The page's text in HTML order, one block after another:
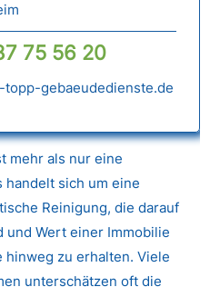
75 56 20
topp-gebaeudedienste.de
mehr als nur eine
handelt sich um eine
Reinigung, die darauf
und Wert einer Immobilie
hinweg zu erhalten. Viele
unterschätzen oft die